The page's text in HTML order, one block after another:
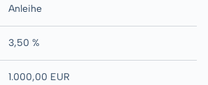
Anleihe
3,50 %
1.000,00 EUR